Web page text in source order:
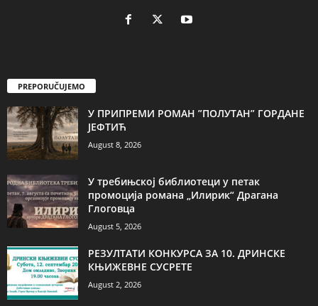
PREPORUČUJEMO
У ПРИПРЕМИ РОМАН ”ПОЛУТАН” ГОРДАНЕ
ЈЕФТИЋ
August 8, 2026
У требињској библиотеци у петак
промоција романа „Илирик“ Драгана
Глоговца
August 5, 2026
РЕЗУЛТАТИ КОНКУРСА ЗА 10. ДРИНСКЕ
КЊИЖЕВНЕ СУСРЕТЕ
August 2, 2026